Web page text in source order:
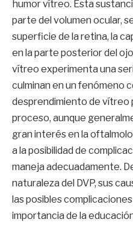
humor vítreo. Esta
parte del volumen ocular,
superficie de la retina, la
en la parte posterior del
vítreo experimenta una
culminan en un fenómeno
desprendimiento de vítreo
proceso, aunque
gran interés en la
a la posibilidad de
maneja adecuadamente.
naturaleza del DVP, sus
las posibles
importancia de la